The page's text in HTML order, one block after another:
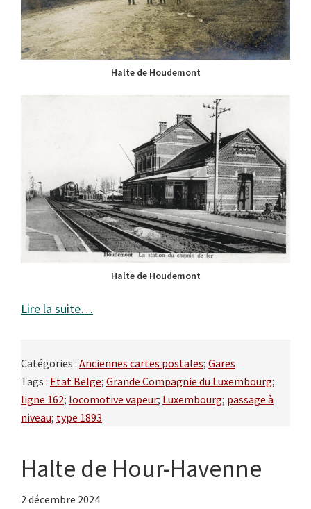
Halte de Houdemont
Halte de Houdemont
Lire la suite…
Catégories : Anciennes cartes postales; Gares
Tags : Etat Belge; Grande Compagnie du Luxembourg;
ligne 162; locomotive vapeur; Luxembourg; passage à
niveau; type 1893
Halte de Hour-Havenne
2 décembre 2024